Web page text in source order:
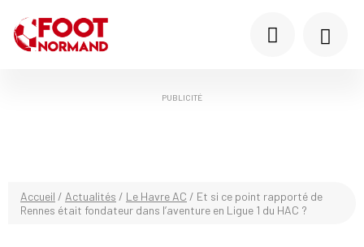
PUBLICITÉ
Accueil / Actualités / Le Havre AC / Et si ce point rapporté de
Rennes était fondateur dans l’aventure en Ligue 1 du HAC ?